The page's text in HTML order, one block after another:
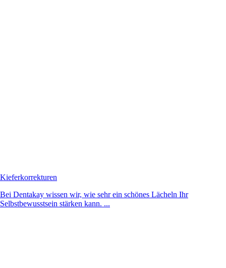
Kieferkorrekturen
Bei Dentakay wissen wir, wie sehr ein schönes Lächeln Ihr
Selbstbewusstsein stärken kann. ...